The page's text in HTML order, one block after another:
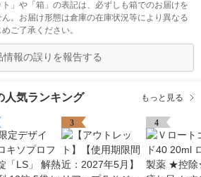
」や「箱」の表記は、必ずしも箱でのお届けを
。お届け形態は倉庫の在庫状況等により異なる
ご了承ください。
情報の誤りを報告する
人気ランキング もっと見る
3 4